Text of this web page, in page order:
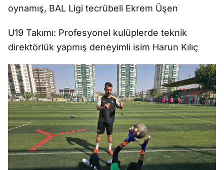
oynamış, BAL Ligi tecrübeli Ekrem Üşen
U19 Takımı: Profesyonel kulüplerde teknik
direktörlük yapmış deneyimli isim Harun Kılıç